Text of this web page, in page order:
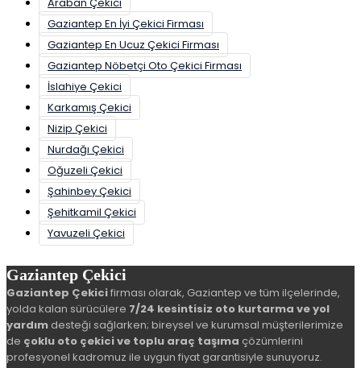
Gaziantep En İyi Çekici Firması
Gaziantep En Ucuz Çekici Firması
Gaziantep Nöbetçi Oto Çekici Firması
İslahiye Çekici
Karkamış Çekici
Nizip Çekici
Nurdağı Çekici
Oğuzeli Çekici
Şahinbey Çekici
Şehitkamil Çekici
Yavuzeli Çekici
Gaziantep Çekici
Gaziantep Çekicifirması olarak, Gaziantep ve tüm ilçelerinde,
yolda kalan sürücülere 7/24 kesintisiz oto kurtarma ve yol
yardım desteği sağlarken; bireysel ve kurumsal müşterilerimize
de çoklu oto çekici ve toplu araç taşıma çözümlerini
profesyonel kadromuz ile uygun fiyat garantisiyle sunuyoruz.